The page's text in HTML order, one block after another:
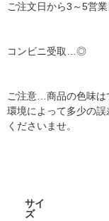
ご注文日から3～5営
コンビニ受取…◎
ご注意…商品の色味は
環境によって多少の
くださいませ。
サイ
ズ